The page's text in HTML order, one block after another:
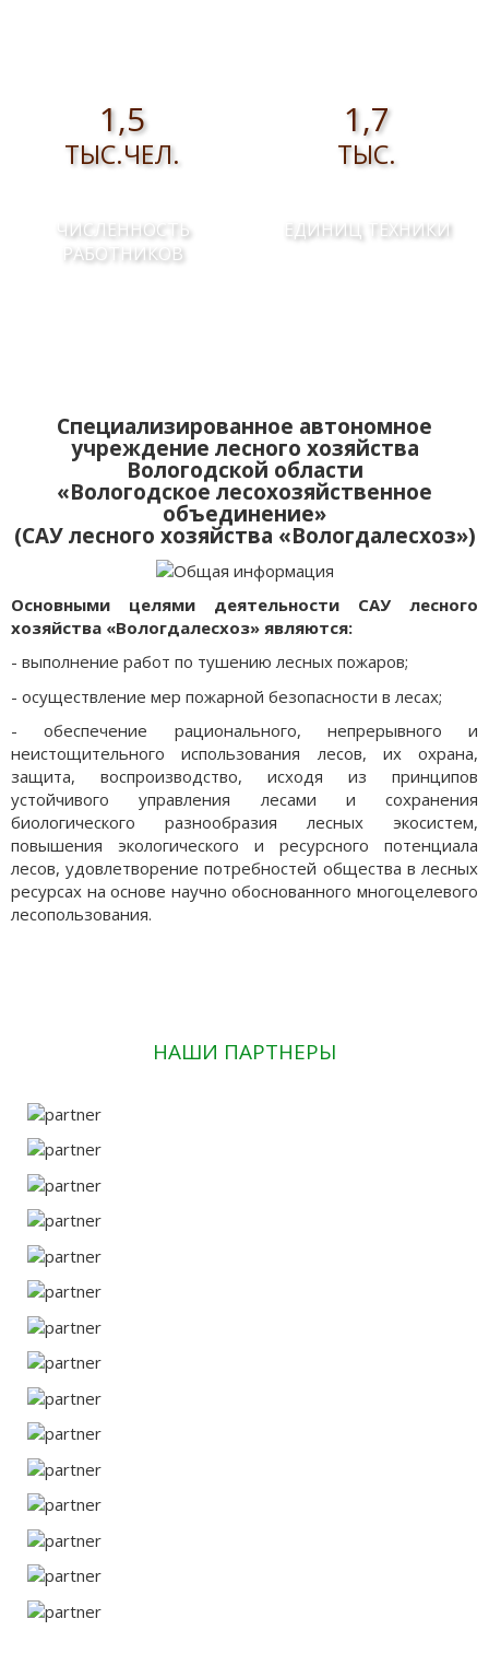
1,5
ТЫС.ЧЕЛ.
ЧИСЛЕННОСТЬ
РАБОТНИКОВ
1,7
ТЫС.
ЕДИНИЦ ТЕХНИКИ
Специализированное автономное
учреждение лесного хозяйства
Вологодской области
«Вологодское лесохозяйственное
объединение»
(САУ лесного хозяйства «Вологдалесхоз»)
Основными целями деятельности САУ лесного
хозяйства «Вологдалесхоз» являются:
- выполнение работ по тушению лесных пожаров;
- осуществление мер пожарной безопасности в лесах;
- обеспечение рационального, непрерывного и
неистощительного использования лесов, их охрана,
защита, воспроизводство, исходя из принципов
устойчивого управления лесами и сохранения
биологического разнообразия лесных экосистем,
повышения экологического и ресурсного потенциала
лесов, удовлетворение потребностей общества в лесных
ресурсах на основе научно обоснованного многоцелевого
лесопользования.
НАШИ ПАРТНЕРЫ